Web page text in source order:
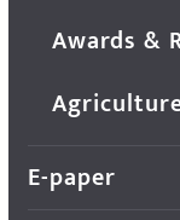
Awards &
E-paper